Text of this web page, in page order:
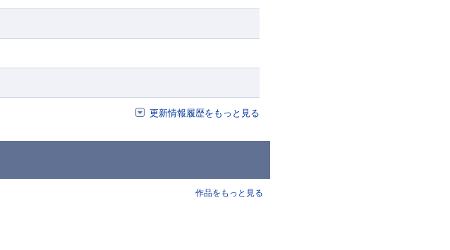
更新情報履歴をもっと見る
作品をもっと見る